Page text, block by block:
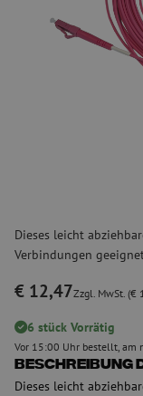
Dieses leicht
Verbindungen
€ 12,47Zzgl. MwSt. (€
6 stück Vorrätig
Vor 15:00 Uhr bestellt, am
Beschreibung
Dieses leicht